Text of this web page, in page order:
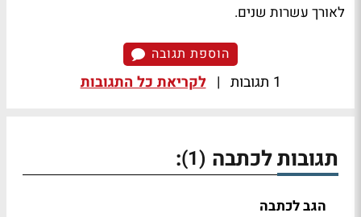
לאורך עשרות שנים.
הוספת תגובה
1 תגובות | לקריאת כל התגובות
תגובות לכתבה (1)
:
הגב לכתבה